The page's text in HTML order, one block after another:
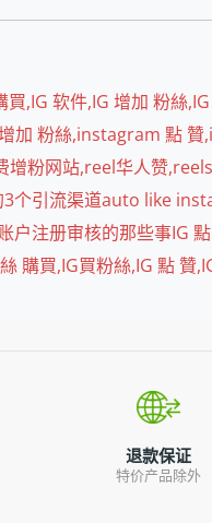
,IG 软件,IG 增加 粉絲
加 粉絲,instagram 點
粉网站,reel华人赞
3个引流渠道auto like
户注册审核的那些事IG
購買,IG買粉絲,IG 點 贊
退款保证
特价产品除外